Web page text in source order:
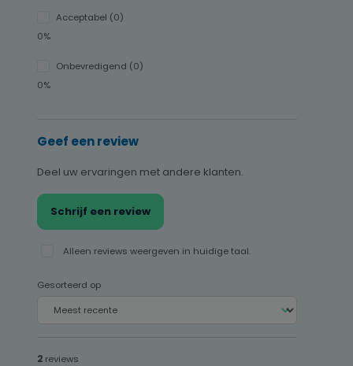
Acceptabel (0)
0%
Onbevredigend (0)
0%
Geef een review
Deel uw ervaringen met andere klanten.
Schrijf een review
Alleen reviews weergeven in huidige taal.
Gesorteerd op
2 reviews